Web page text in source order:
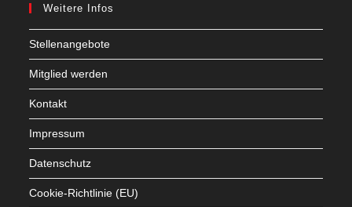
Weitere Infos
Stellenangebote
Mitglied werden
Kontakt
Impressum
Datenschutz
Cookie-Richtlinie (EU)